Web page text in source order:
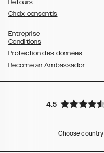
Retours
Choix consentis
Entreprise
Conditions
Protection des données
Become an Ambassador
4.5
Choose country